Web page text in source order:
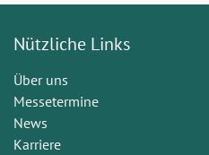
Nützliche Links
Über uns
Messetermine
News
Karriere